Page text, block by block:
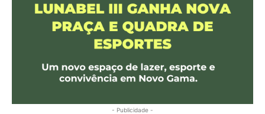
- Publicidade -